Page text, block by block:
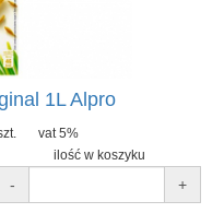
1L Alpro
vat 5%
ilość w koszyku
- +